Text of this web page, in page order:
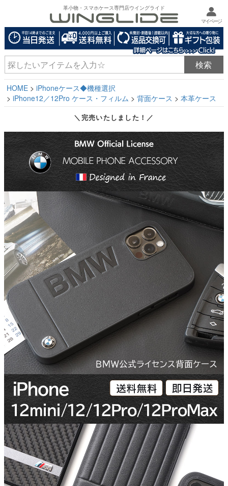
革小物・スマホケース専門店ウイングライド
マイページ
HOME
iPhoneケース◆機種選択
iPhone12／12Pro ケース・フィルム
背面ケース 本革ケース
＼完売いたしました！／